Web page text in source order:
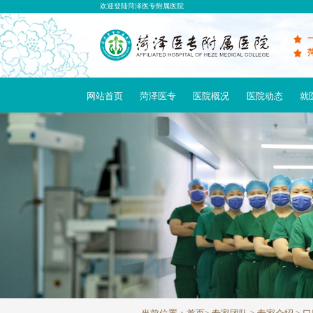
欢迎登陆菏泽医专附属医院
网站首页 菏泽医专 医院概况 医院动态 就